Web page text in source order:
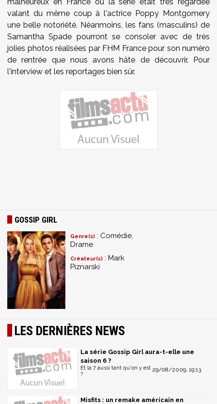
valant du même coup à l'actrice Poppy Montgomery
une belle notoriété. Néanmoins, les fans (masculins) de
Samantha Spade pourront se consoler avec de très
jolies photos réalisées par FHM France pour son numéro
de rentrée que nous avons hâte de découvrir. Pour
l'interview et les reportages bien sûr.
GOSSIP GIRL
Genre(s) : Comédie,
Drame
Créateur(s) : Mark
Piznarski
LES DERNIÈRES NEWS
La série Gossip Girl aura-t-elle une
saison 6 ?
29/08/2009, 19:13
Et la 7 aussi tant qu'on y est
?
Misfits : un remake américain en